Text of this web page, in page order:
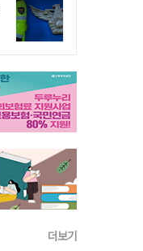
더보기